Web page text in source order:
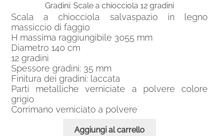
Gradini: Scale a chiocciola 12 gradini
Scala a chiocciola salvaspazio in legno
massiccio di faggio
H massima raggiungibile 3055 mm
Diametro 140 cm
12 gradini
Spessore gradini: 35 mm
Finitura dei gradini: laccata
Parti metalliche verniciate a polvere colore
grigio
Corrimano verniciato a polvere
Aggiungi al carrello